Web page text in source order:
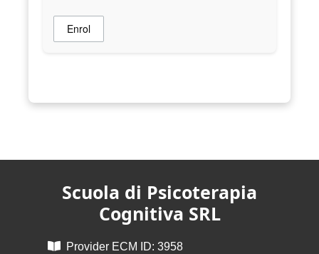
Enrol
Scuola di Psicoterapia
Cognitiva SRL
Provider ECM ID: 3958